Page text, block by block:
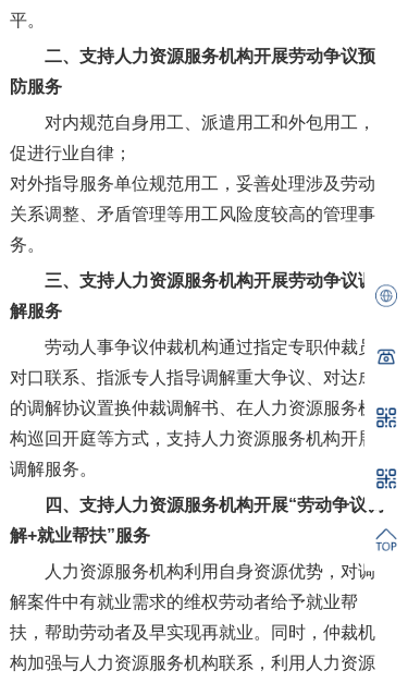
平。
二、支持人力资源服务机构开展劳动争议预
防服务
对内规范自身用工、派遣用工和外包用工，
促进行业自律；
对外指导服务单位规范用工，妥善处理涉及劳动
关系调整、矛盾管理等用工风险度较高的管理事
务。
三、支持人力资源服务机构开展劳动争议调
解服务
劳动人事争议仲裁机构通过指定专职仲裁员
对口联系、指派专人指导调解重大争议、对达成
的调解协议置换仲裁调解书、在人力资源服务机
构巡回开庭等方式，支持人力资源服务机构开展
调解服务。
四、支持人力资源服务机构开展“劳动争议调
解+就业帮扶”服务
人力资源服务机构利用自身资源优势，对调
解案件中有就业需求的维权劳动者给予就业帮
扶，帮助劳动者及早实现再就业。同时，仲裁机
构加强与人力资源服务机构联系，利用人力资源